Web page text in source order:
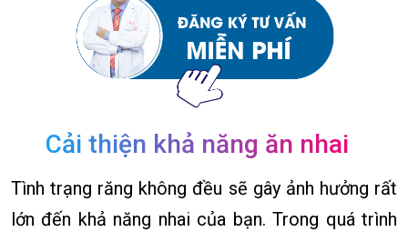
Cải thiện khả năng ăn nhai
Tình trạng răng không đều sẽ gây ảnh hưởng rất
lớn đến khả năng nhai của bạn. Trong quá trình